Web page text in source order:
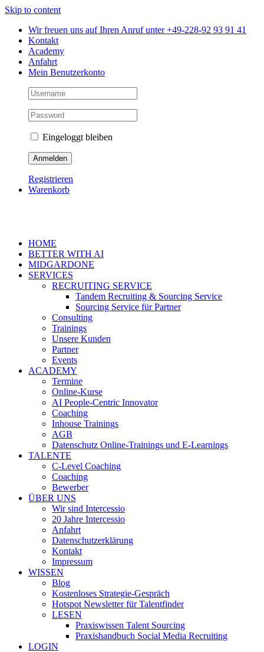
Skip to content
Wir freuen uns auf Ihren Anruf unter +49-228-92 93 91 41
Kontakt
Academy
Anfahrt
Mein Benutzerkonto
Eingeloggt bleiben
Registrieren
Warenkorb
HOME
BETTER WITH AI
MIDGARDONE
SERVICES
RECRUITING SERVICE
Tandem Recruiting & Sourcing Service
Sourcing Service für Partner
Consulting
Trainings
Unsere Kunden
Partner
Events
ACADEMY
Termine
Online-Kurse
AI People-Centric Innovator
Coaching
Inhouse Trainings
AGB
Datenschutz Online-Trainings und E-Learnings
TALENTE
C-Level Coaching
Coaching
Bewerber
ÜBER UNS
Wir sind Intercessio
20 Jahre Intercessio
Anfahrt
Datenschutzerklärung
Kontakt
Impressum
WISSEN
Blog
Kostenloses Strategie-Gespräch
Hotspot Newsletter für Talentfinder
LESEN
Praxiswissen Talent Sourcing
Praxishandbuch Social Media Recruiting
LOGIN